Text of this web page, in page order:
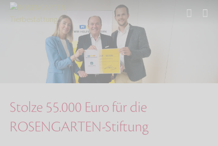
Über uns
Aktuelles
Stolze 55.000 Euro für die ROSENGARTEN-Stiftu…
Stolze 55.000 Euro für die
ROSENGARTEN-Stiftung